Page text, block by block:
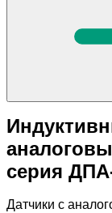
серия
Датчики с